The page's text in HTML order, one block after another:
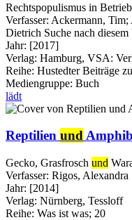
Rechtspopulismus in Betrieb
Verfasser: Ackermann, Tim;
Dietrich Suche nach diesem
Jahr: [2017]
Verlag: Hamburg, VSA:
Reihe: Hustedter Beiträge
Mediengruppe: Buch
lädt
Reptilien und
Gecko, Grasfrosch und
Verfasser: Rigos, Alexandra
Jahr: [2014]
Verlag: Nürnberg, Tessloff
Reihe: Was ist was; 20